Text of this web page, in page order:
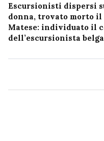
Escursionisti dispersi
donna, trovato morto il
Matese: individuato il
dell’escursionista belga